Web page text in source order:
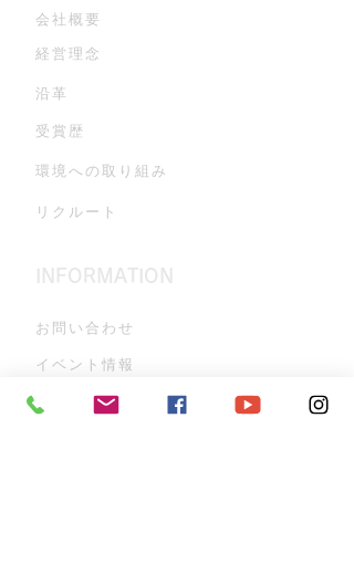
会社概要
経営理念
沿革
受賞歴
環境への取り組み
リクルート
INFORMATION
お問い合わせ
イベント情報
ZANPAのこだわり